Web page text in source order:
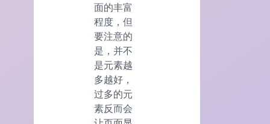
面的丰富
程度，但
要注意的
是，并不
是元素越
多越好，
过多的元
素反而会